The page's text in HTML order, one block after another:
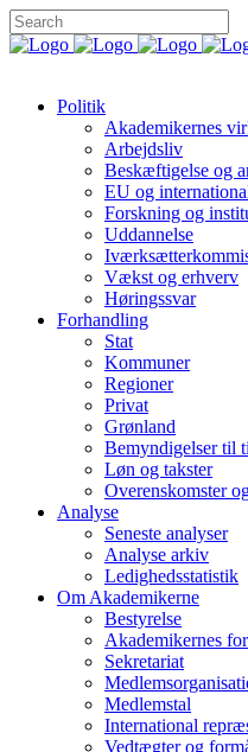
Politik
Akademikernes
Arbejdsliv
Beskæftigelse og
EU og
Forskning og
Uddannelse
Vækst og erhverv
Høringssvar
Forhandling
Stat
Kommuner
Regioner
Privat
Grønland
Bemyndigelser til
Løn og takster
Overenskomster
Analyse
Seneste analyser
Analyse arkiv
Ledighedsstatistik
Om Akademikerne
Bestyrelse
Akademikernes
Sekretariat
Medlemstal
International
Vedtægter og